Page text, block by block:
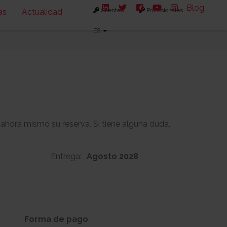
Actualidad Clientes Profesionales
ES
Blog
mismo su reserva. Si tiene alguna duda,
Entrega: Agosto 2028
165m2
Forma de pago